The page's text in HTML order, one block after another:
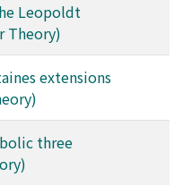
Leopoldt
Theory)
extensions
three